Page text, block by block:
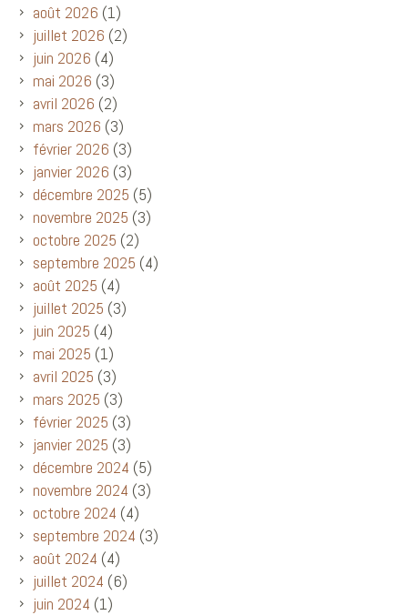
août 2026 (1)
juillet 2026 (2)
juin 2026 (4)
mai 2026 (3)
avril 2026 (2)
mars 2026 (3)
février 2026 (3)
janvier 2026 (3)
décembre 2025 (5)
novembre 2025 (3)
octobre 2025 (2)
septembre 2025 (4)
août 2025 (4)
juillet 2025 (3)
juin 2025 (4)
mai 2025 (1)
avril 2025 (3)
mars 2025 (3)
février 2025 (3)
janvier 2025 (3)
décembre 2024 (5)
novembre 2024 (3)
octobre 2024 (4)
septembre 2024 (3)
août 2024 (4)
juillet 2024 (6)
juin 2024 (1)